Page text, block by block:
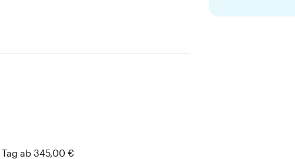
Sonnenschutz)
ab 345,00 €